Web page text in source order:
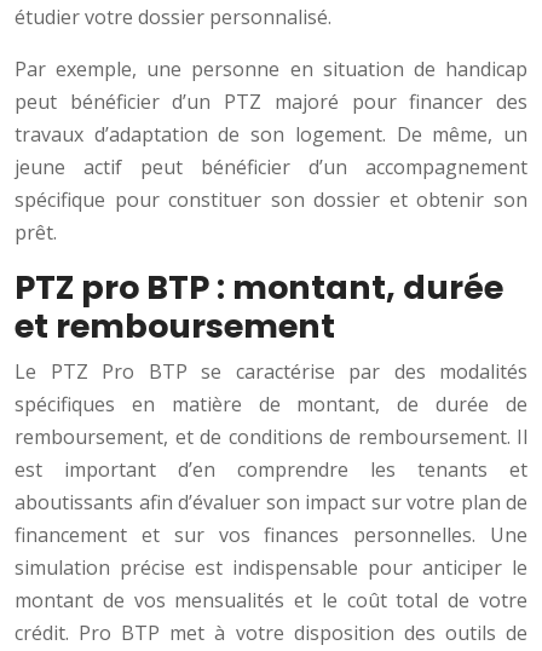
étudier votre dossier personnalisé.
Par exemple, une personne en situation de handicap
peut bénéficier d’un PTZ majoré pour financer des
travaux d’adaptation de son logement. De même, un
jeune actif peut bénéficier d’un accompagnement
spécifique pour constituer son dossier et obtenir son
prêt.
PTZ pro BTP : montant, durée
et remboursement
Le PTZ Pro BTP se caractérise par des modalités
spécifiques en matière de montant, de durée de
remboursement, et de conditions de remboursement. Il
est important d’en comprendre les tenants et
aboutissants afin d’évaluer son impact sur votre plan de
financement et sur vos finances personnelles. Une
simulation précise est indispensable pour anticiper le
montant de vos mensualités et le coût total de votre
crédit. Pro BTP met à votre disposition des outils de